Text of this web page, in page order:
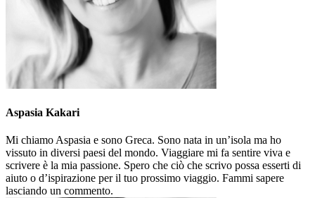
Aspasia Kakari
Mi chiamo Aspasia e sono Greca. Sono nata in un’isola ma ho
vissuto in diversi paesi del mondo. Viaggiare mi fa sentire viva e
scrivere è la mia passione. Spero che ciò che scrivo possa esserti di
aiuto o d’ispirazione per il tuo prossimo viaggio. Fammi sapere
lasciando un commento.